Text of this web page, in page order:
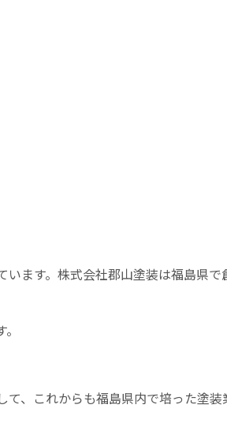
ます。株式会社郡山塗装は福島県で
、これからも福島県内で培った塗装